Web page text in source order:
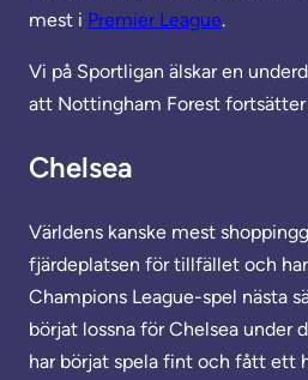
mest i Premier League.
Vi på Sportligan älskar en
att Nottingham Forest fortsätter
Chelsea
Världens kanske mest
fjärdeplatsen för tillfället och
Champions League-spel nästa
börjat lossna för Chelsea under
har börjat spela fint och fått ett